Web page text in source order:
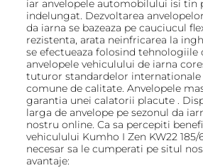
iar anvelopele automobilului isi tin
indelungat. Dezvoltarea
da iarna se bazeaza pe cauciucul
rezistenta, arata neinfricarea la
se efectueaza folosind tehnologiile
anvelopele vehiculului de iarna
tuturor standardelor internationale
comune de calitate. Anvelopele
garantia unei calatorii placute .
larga de anvelope pe sezonul da
nostru online. Ca sa percepiti
vehiculului Kumho I Zen KW22 185/
necesar sa le cumperati pe situl
avantaje: